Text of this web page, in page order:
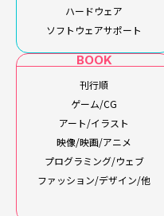
ハードウェア
ソフトウェアサポート
BOOK
刊行順
ゲーム/CG
アート/イラスト
映像/映画/アニメ
プログラミング/ウェブ
ファッション/デザイン/他